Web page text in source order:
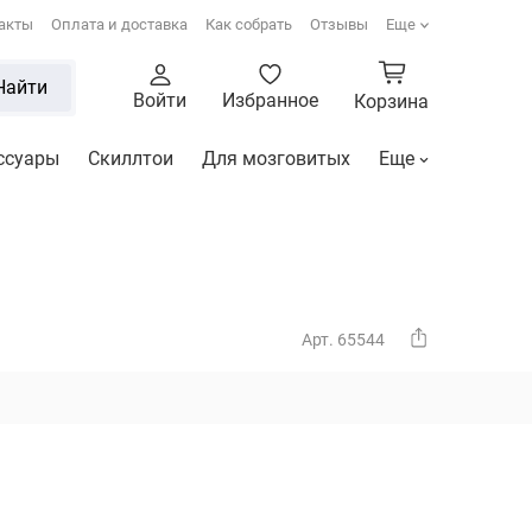
Оплата и доставка Как собрать Отзывы Еще
Войти Избранное Корзина
Скиллтои Для мозговитых Еще
Арт. 65544